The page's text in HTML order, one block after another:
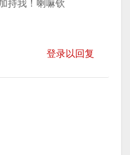
持我！喇嘛钦
登录以回复